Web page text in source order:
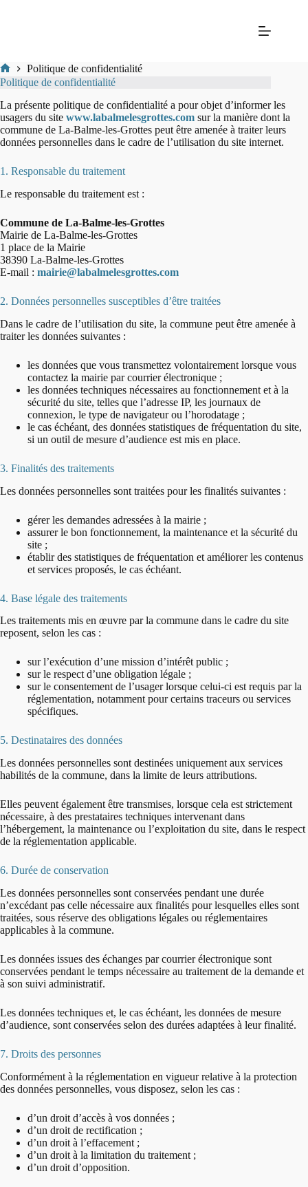
Mairie
La-
Balme-
Les-
Grottes
Politique de confidentialité
Politique de confidentialité
La présente politique de confidentialité a pour objet d’informer les
usagers du site www.labalmelesgrottes.com sur la manière dont la
commune de La-Balme-les-Grottes peut être amenée à traiter leurs
données personnelles dans le cadre de l’utilisation du site internet.
1. Responsable du traitement
Le responsable du traitement est :
Commune de La-Balme-les-Grottes
Mairie de La-Balme-les-Grottes
1 place de la Mairie
38390 La-Balme-les-Grottes
E-mail : mairie@labalmelesgrottes.com
2. Données personnelles susceptibles d’être traitées
Dans le cadre de l’utilisation du site, la commune peut être amenée à
traiter les données suivantes :
les données que vous transmettez volontairement lorsque vous
contactez la mairie par courrier électronique ;
les données techniques nécessaires au fonctionnement et à la
sécurité du site, telles que l’adresse IP, les journaux de
connexion, le type de navigateur ou l’horodatage ;
le cas échéant, des données statistiques de fréquentation du site,
si un outil de mesure d’audience est mis en place.
3. Finalités des traitements
Les données personnelles sont traitées pour les finalités suivantes :
gérer les demandes adressées à la mairie ;
assurer le bon fonctionnement, la maintenance et la sécurité du
site ;
établir des statistiques de fréquentation et améliorer les contenus
et services proposés, le cas échéant.
4. Base légale des traitements
Les traitements mis en œuvre par la commune dans le cadre du site
reposent, selon les cas :
sur l’exécution d’une mission d’intérêt public ;
sur le respect d’une obligation légale ;
sur le consentement de l’usager lorsque celui-ci est requis par la
réglementation, notamment pour certains traceurs ou services
spécifiques.
5. Destinataires des données
Les données personnelles sont destinées uniquement aux services
habilités de la commune, dans la limite de leurs attributions.
Elles peuvent également être transmises, lorsque cela est strictement
nécessaire, à des prestataires techniques intervenant dans
l’hébergement, la maintenance ou l’exploitation du site, dans le respect
de la réglementation applicable.
6. Durée de conservation
Les données personnelles sont conservées pendant une durée
n’excédant pas celle nécessaire aux finalités pour lesquelles elles sont
traitées, sous réserve des obligations légales ou réglementaires
applicables à la commune.
Les données issues des échanges par courrier électronique sont
conservées pendant le temps nécessaire au traitement de la demande et
à son suivi administratif.
Les données techniques et, le cas échéant, les données de mesure
d’audience, sont conservées selon des durées adaptées à leur finalité.
7. Droits des personnes
Conformément à la réglementation en vigueur relative à la protection
des données personnelles, vous disposez, selon les cas :
d’un droit d’accès à vos données ;
d’un droit de rectification ;
d’un droit à l’effacement ;
d’un droit à la limitation du traitement ;
d’un droit d’opposition.